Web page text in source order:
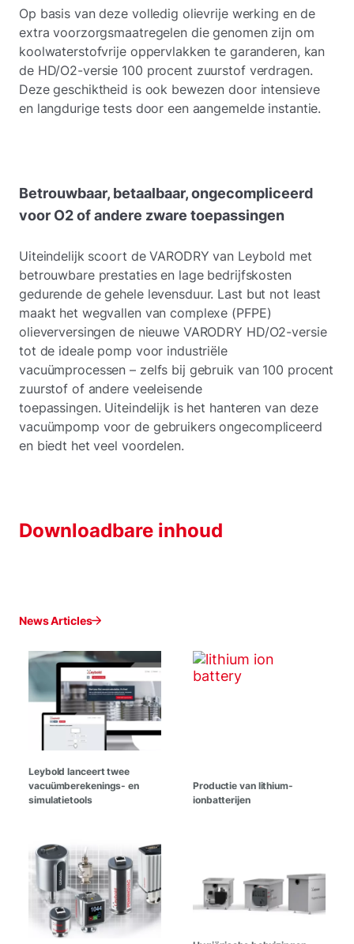
Op basis van deze volledig olievrije werking en de
extra voorzorgsmaatregelen die genomen zijn om
koolwaterstofvrije oppervlakken te garanderen, kan
de HD/O2-versie 100 procent zuurstof verdragen.
Deze geschiktheid is ook bewezen door intensieve
en langdurige tests door een aangemelde instantie.
Betrouwbaar, betaalbaar, ongecompliceerd
voor O2 of andere zware toepassingen
Uiteindelijk scoort de VARODRY van Leybold met
betrouwbare prestaties en lage bedrijfskosten
gedurende de gehele levensduur. Last but not least
maakt het wegvallen van complexe (PFPE)
olieverversingen de nieuwe VARODRY HD/O2-versie
tot de ideale pomp voor industriële
vacuümprocessen – zelfs bij gebruik van 100 procent
zuurstof of andere veeleisende
toepassingen. Uiteindelijk is het hanteren van deze
vacuümpomp voor de gebruikers ongecompliceerd
en biedt het veel voordelen.
Downloadbare inhoud
News Articles
Leybold lanceert twee
vacuümberekenings- en
simulatietools
Productie van lithium-
ionbatterijen